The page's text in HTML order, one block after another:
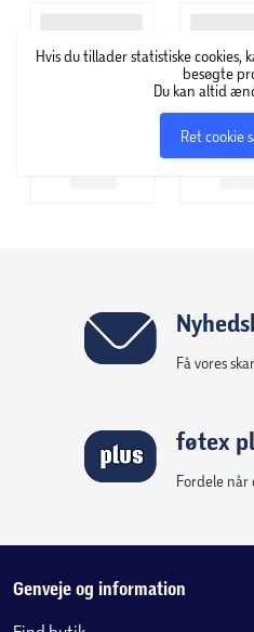
Hvis du tillader statistiske cookies,
besøgte
Du kan altid
Ret cookie
Få vores
føtex
Fordele
Genveje og information